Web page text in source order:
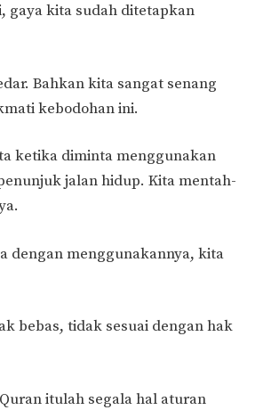
gaya kita sudah ditetapkan
Bahkan kita sangat senang
kebodohan ini.
ketika diminta menggunakan
jalan hidup. Kita mentah-
dengan menggunakannya, kita
bebas, tidak sesuai dengan hak
itulah segala hal aturan